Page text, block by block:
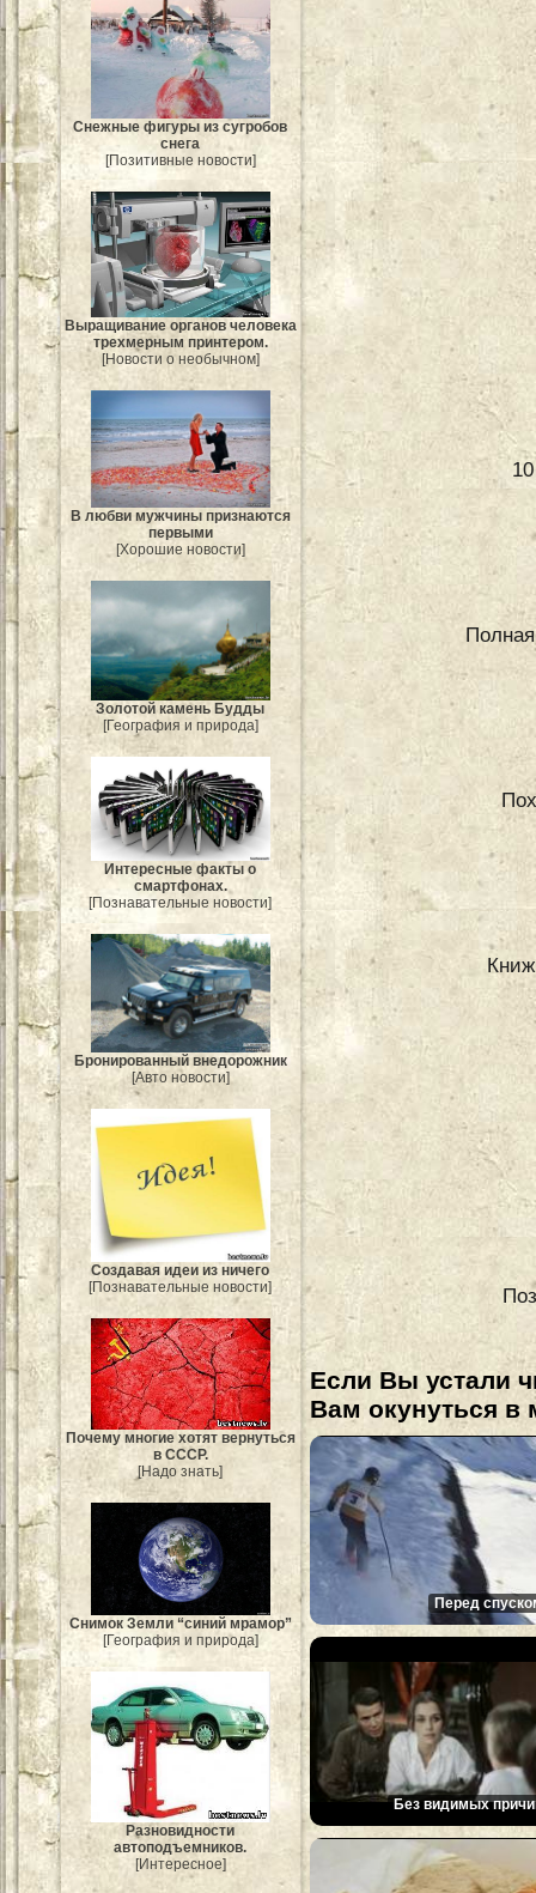
Снежные фигуры из сугробов
снега
[Позитивные новости]
Выращивание органов человека
трехмерным принтером.
[Новости о необычном]
В любви мужчины признаются
первыми
[Хорошие новости]
Золотой камень Будды
[География и природа]
Интересные факты о
смартфонах.
[Познавательные новости]
Бронированный внедорожник
[Авто новости]
Создавая идеи из ничего
[Познавательные новости]
Почему многие хотят вернуться
в СССР.
[Надо знать]
Снимок Земли “синий мрамор”
[География и природа]
Разновидности
автоподъемников.
[Интересное]
Если Вы устали
Вам окунуться в
Перед
Без видимых